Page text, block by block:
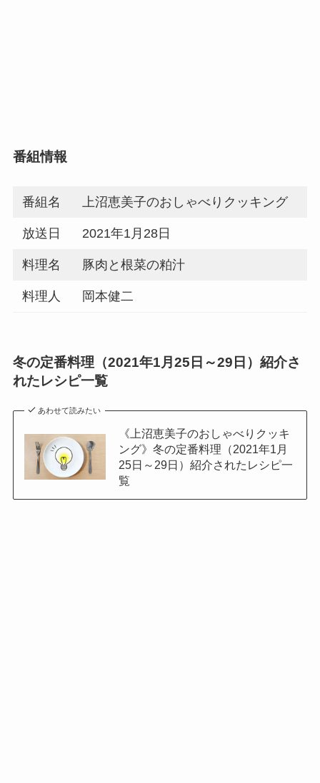
番組情報
番組名 上沼恵美子のおしゃべりクッキング
放送日 2021年1月28日
料理名 豚肉と根菜の粕汁
料理人 岡本健二
冬の定番料理（2021年1月25日～29日）紹介さ
れたレシピ一覧
あわせて読みたい
《上沼恵美子のおしゃべりクッキ
ング》冬の定番料理（2021年1月
25日～29日）紹介されたレシピ一
覧